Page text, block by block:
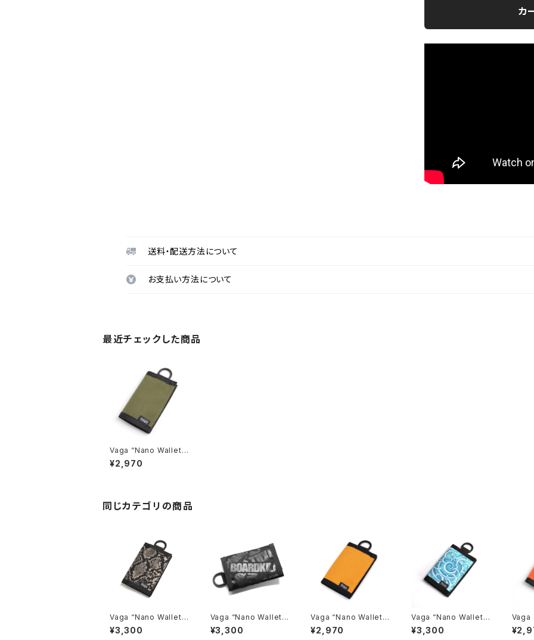
カ
送料・配送方法について
お支払い方法について
最近チェックした商品
Vaga “Nano Wallet”,
Dark Olive
¥2,970
同じカテゴリの商品
Vaga “Nano Wallet”,
Serpentine Black
¥3,300
Vaga “Nano Wallet”,
BOARDKILL Black
¥3,300
Vaga “Nano Wallet”,
Golden Yellow
¥2,970
Vaga “Nano Wallet”
by Toshikazu Noza
ka
¥3,300
Vaga